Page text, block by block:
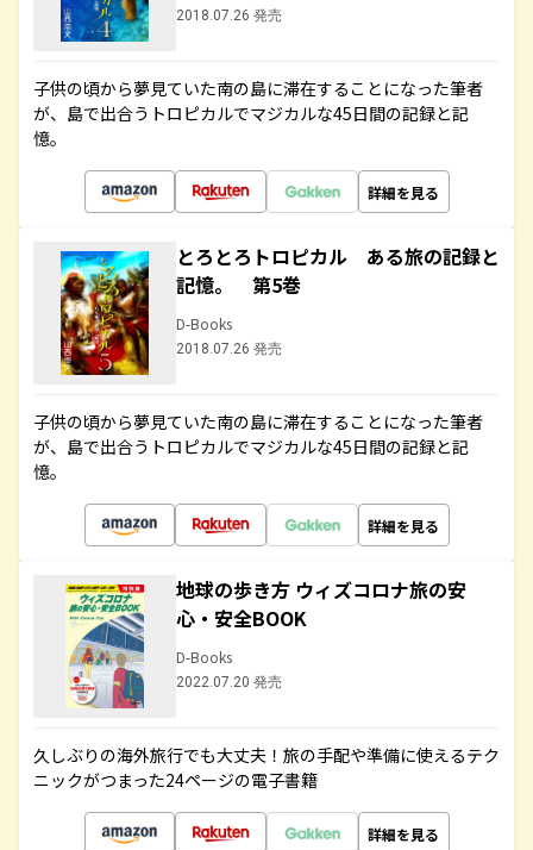
2018.07.26 発売
子供の頃から夢見ていた南の島に滞在することになった筆者
が、島で出合うトロピカルでマジカルな45日間の記録と記
憶。
詳細を見る
とろとろトロピカル ある旅の記録と
記憶。 第5巻
D-Books
2018.07.26 発売
子供の頃から夢見ていた南の島に滞在することになった筆者
が、島で出合うトロピカルでマジカルな45日間の記録と記
憶。
詳細を見る
地球の歩き方 ウィズコロナ旅の安
心・安全BOOK
D-Books
2022.07.20 発売
久しぶりの海外旅行でも大丈夫！旅の手配や準備に使えるテク
ニックがつまった24ページの電子書籍
詳細を見る